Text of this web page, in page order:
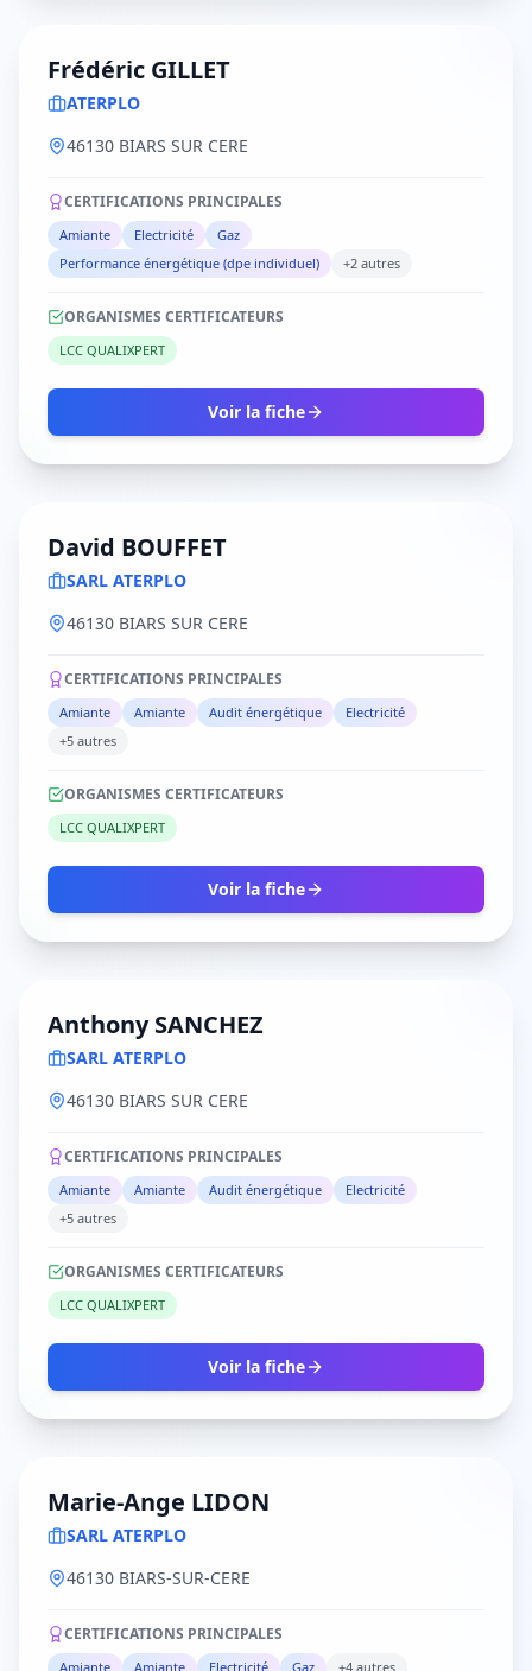
Frédéric GILLET
ATERPLO
46130 BIARS SUR CERE
CERTIFICATIONS PRINCIPALES
Amiante Electricité
Gaz
Performance énergétique (dpe individuel)
+2 autres
ORGANISMES CERTIFICATEURS
LCC QUALIXPERT
Voir la fiche
David BOUFFET
SARL ATERPLO
46130 BIARS SUR CERE
CERTIFICATIONS PRINCIPALES
Amiante Amiante Audit énergétique
Electricité
+5 autres
ORGANISMES CERTIFICATEURS
LCC QUALIXPERT
Voir la fiche
Anthony SANCHEZ
SARL ATERPLO
46130 BIARS SUR CERE
CERTIFICATIONS PRINCIPALES
Amiante Amiante Audit énergétique
Electricité
+5 autres
ORGANISMES CERTIFICATEURS
LCC QUALIXPERT
Voir la fiche
Marie-Ange LIDON
SARL ATERPLO
46130 BIARS-SUR-CERE
CERTIFICATIONS PRINCIPALES
Amiante Amiante Electricité Gaz +4 autres